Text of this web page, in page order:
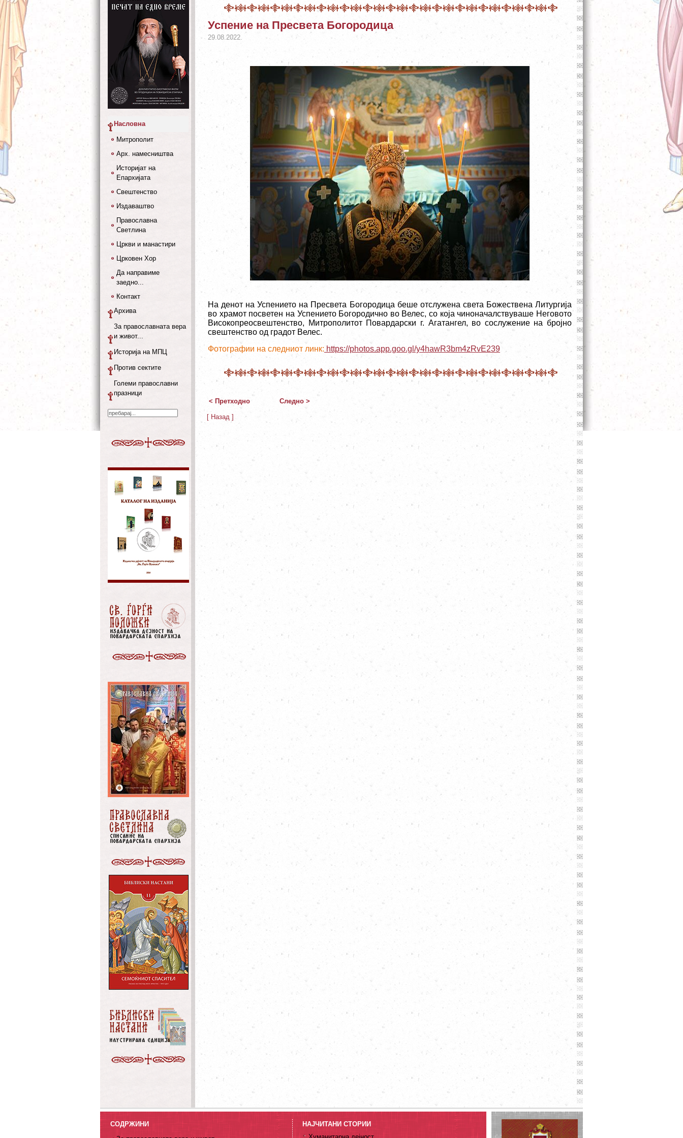
Успение на Пресвета Богородица
29.08.2022.
На денот на Успението на Пресвета Богородица беше отслужена света Божествена Литургија
во храмот посветен на Успението Богородично во Велес, со која чиноначалствуваше Неговото
Високопреосвештенство, Митрополитот Повардарски г. Агатангел, во сослужение на бројно
свештенство од градот Велес.
Фотографии на следниот линк: https://photos.app.goo.gl/y4hawR3bm4zRvE239
< Претходно Следно >
[ Назад ]
Насловна
Митрополит
Арх. намесништва
Историјат на
Епархијата
Свештенство
Издаваштво
Православна
Светлина
Цркви и манастири
Црковен Хор
Да направиме
заедно...
Контакт
Архива
За православната вера
и живот...
Историја на МПЦ
Против сектите
Големи православни
празници
СОДРЖИНИ
НАЈЧИТАНИ СТОРИИ